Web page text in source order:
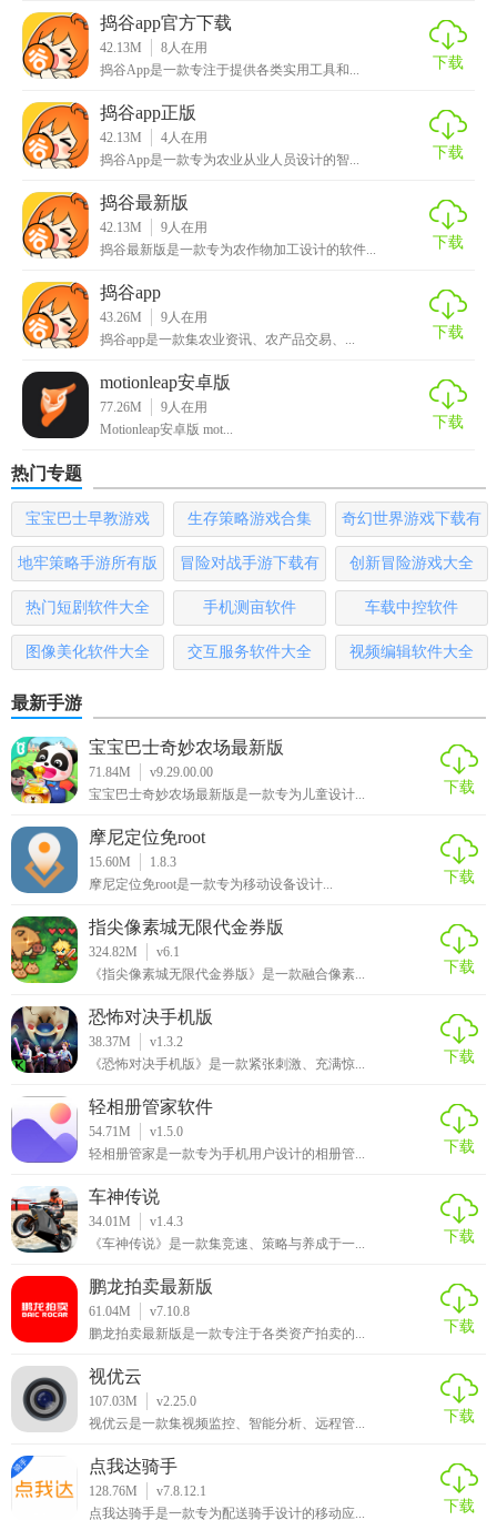
3. 文件管理：在主界面点击“文件管理”按钮，进入文件浏览界
面，进行文件操作。
4. 应用管理：在主界面点击“应用管理”按钮，进入应用列表界
面，进行应用卸载、备份等操作。
文件加密等操作。
6. 清理优化：在主界面点击“清理优化”按钮，进行垃圾清理、
内存优化等操作。
捣谷安卓版推荐
捣谷安卓版是一款功能全面、操作简便的安卓手机管理工
具，适合各类用户群体使用。无论是需要管理大量文件的商
务人士，还是需要保护隐私的普通用户，都能从中找到实用
的功能。此外，其特色工具和一键清理功能也使其在众多同
类软件中脱颖而出。强烈推荐给需要提升手机使用效率和保
护个人隐私的安卓手机用户。
捣谷app官方下载
42.13M 8人在用
捣谷App是一款专注于提供各类实用工具和...
下载
捣谷app正版
42.13M 4人在用
捣谷App是一款专为农业从业人员设计的智...
下载
捣谷最新版
42.13M 9人在用
捣谷最新版是一款专为农作物加工设计的软件...
下载
捣谷app
43.26M 9人在用
捣谷app是一款集农业资讯、农产品交易、...
下载
motionleap安卓版
77.26M 9人在用
Motionleap安卓版 mot...
下载
热门专题
宝宝巴士早教游戏 生存策略游戏合集
奇幻世界游戏下载有
哪些
地牢策略手游所有版
本
冒险对战手游下载有
哪些
创新冒险游戏大全
热门短剧软件大全 手机测亩软件 车载中控软件
图像美化软件大全 交互服务软件大全 视频编辑软件大全
最新手游
宝宝巴士奇妙农场最新版
71.84M
v9.29.00.00
宝宝巴士奇妙农场最新版是一款专为儿童设计...
下载
摩尼定位免root
15.60M
1.8.3
摩尼定位免root是一款专为移动设备设计...
下载
指尖像素城无限代金券版
324.82M
v6.1
《指尖像素城无限代金券版》是一款融合像素...
下载
恐怖对决手机版
38.37M
v1.3.2
《恐怖对决手机版》是一款紧张刺激、充满惊...
下载
轻相册管家软件
54.71M
v1.5.0
轻相册管家是一款专为手机用户设计的相册管...
下载
车神传说
34.01M
v1.4.3
《车神传说》是一款集竞速、策略与养成于一...
下载
鹏龙拍卖最新版
61.04M
v7.10.8
鹏龙拍卖最新版是一款专注于各类资产拍卖的...
下载
视优云
107.03M
v2.25.0
视优云是一款集视频监控、智能分析、远程管...
下载
点我达骑手
128.76M
v7.8.12.1
点我达骑手是一款专为配送骑手设计的移动应...
下载